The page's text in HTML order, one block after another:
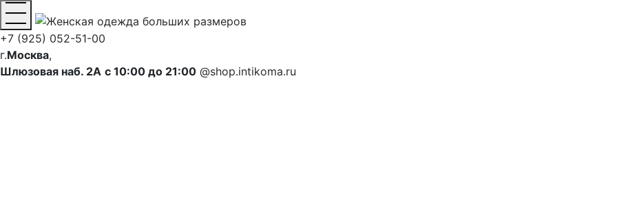
+7 (925) 052-51-00
г.Москва,
Шлюзовая наб. 2А с 10:00 до 21:00 @shop.intikoma.ru